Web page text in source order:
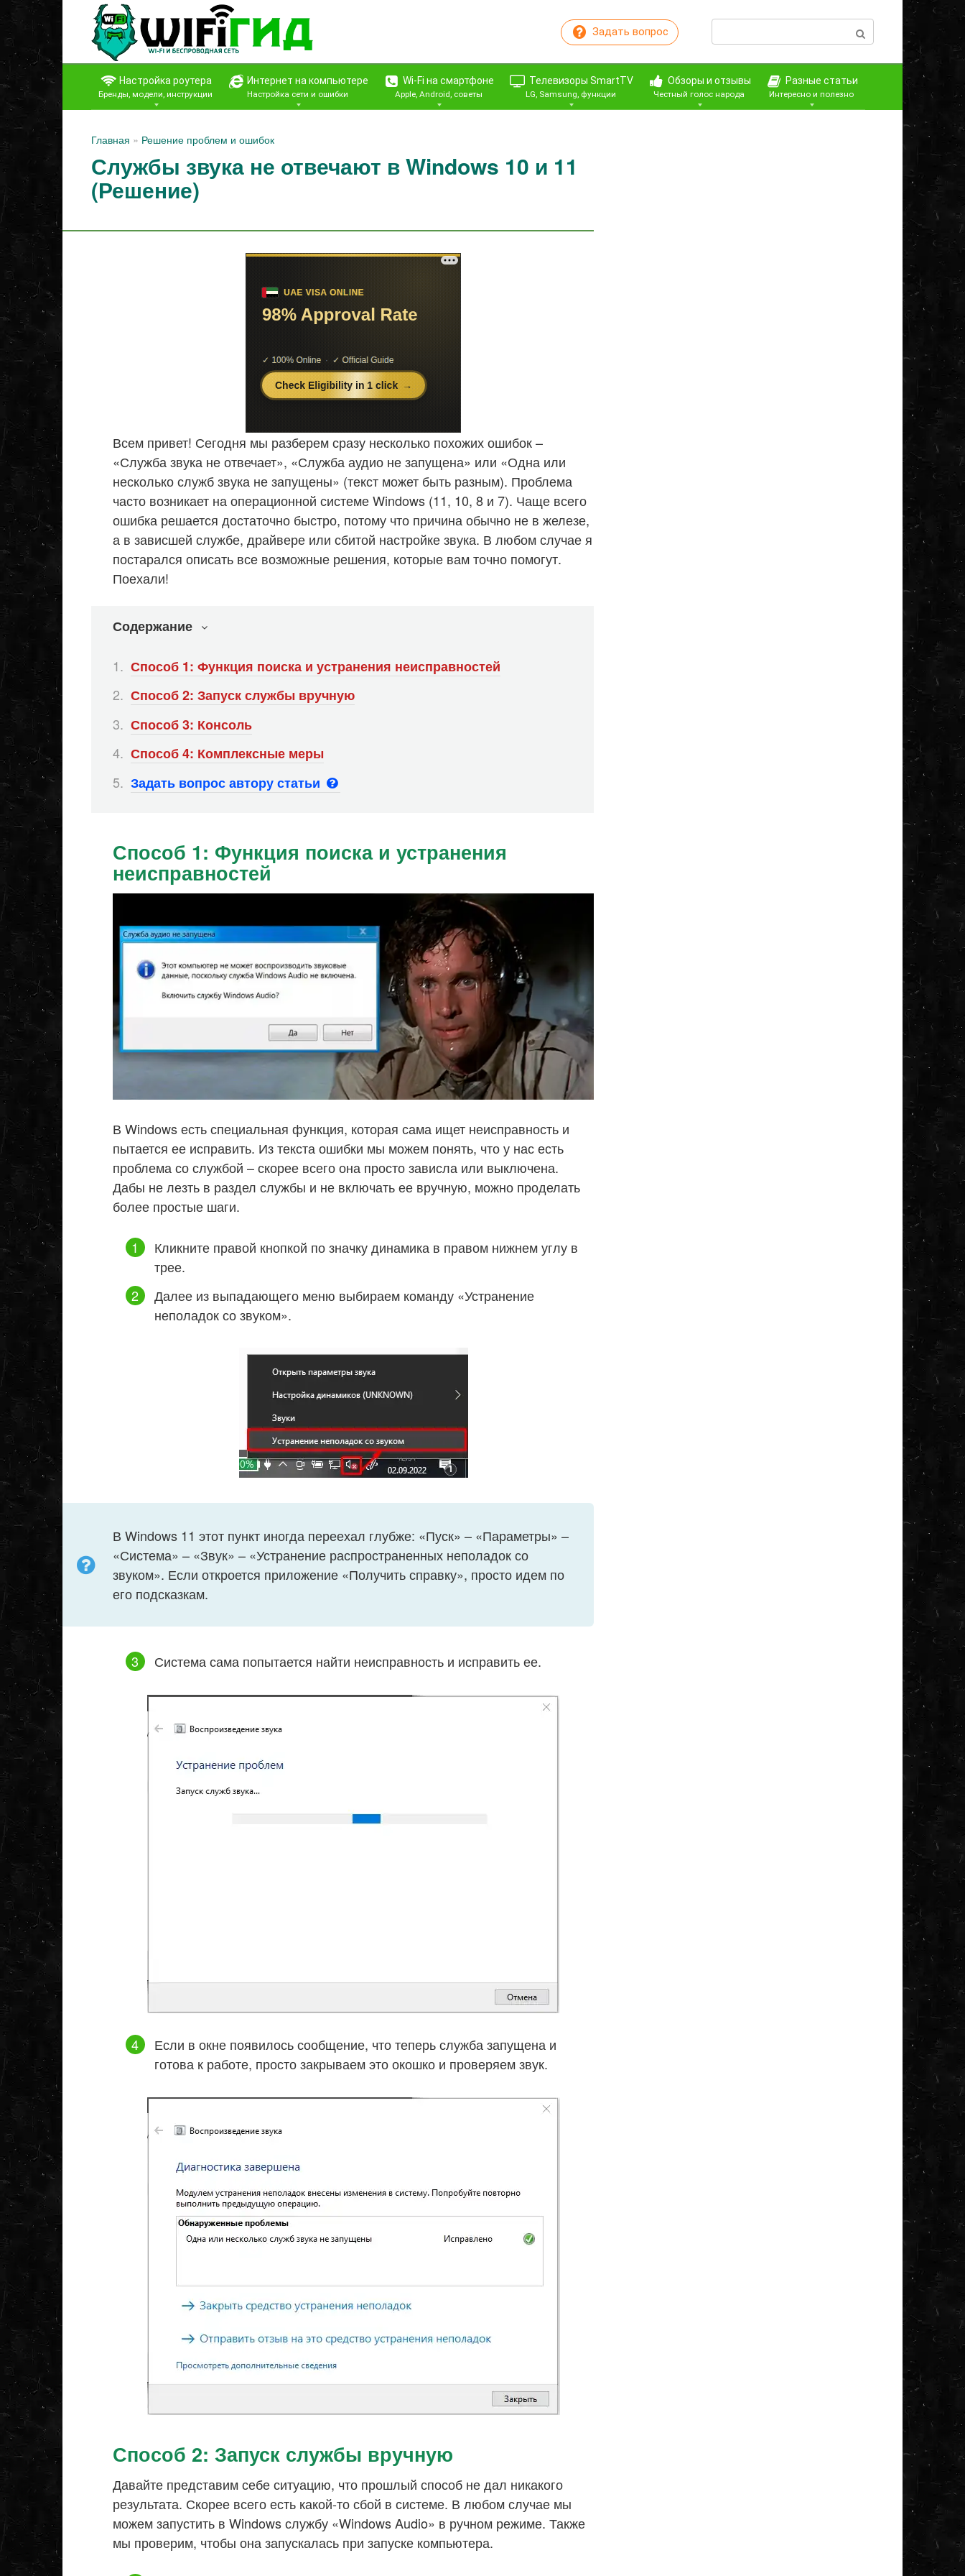
Перейти
контенту
Задать вопрос Поиск:
Настройка роутера
Бренды, модели, инструкции
Интернет на компьютере
Настройка сети и ошибки
Wi-Fi на смартфоне
Apple, Android, советы
Телевизоры SmartTV
LG, Samsung, функции
Обзоры и отзывы
Честный голос народа
Разные статьи
Интересно и полезно
Главная » Решение проблем и ошибок
Службы звука не отвечают в Windows 10 и 11
(Решение)
Всем привет! Сегодня мы разберем сразу несколько похожих ошибок –
«Служба звука не отвечает», «Служба аудио не запущена» или «Одна или
несколько служб звука не запущены» (текст может быть разным). Проблема
часто возникает на операционной системе Windows (11, 10, 8 и 7). Чаще всего
ошибка решается достаточно быстро, потому что причина обычно не в железе,
а в зависшей службе, драйвере или сбитой настройке звука. В любом случае я
постарался описать все возможные решения, которые вам точно помогут.
Поехали!
Содержание
Способ 1: Функция поиска и устранения неисправностей
Способ 2: Запуск службы вручную
Способ 3: Консоль
Способ 4: Комплексные меры
Задать вопрос автору статьи
Способ 1: Функция поиска и устранения
неисправностей
В Windows есть специальная функция, которая сама ищет неисправность и
пытается ее исправить. Из текста ошибки мы можем понять, что у нас есть
проблема со службой – скорее всего она просто зависла или выключена.
Дабы не лезть в раздел службы и не включать ее вручную, можно проделать
более простые шаги.
Кликните правой кнопкой по значку динамика в правом нижнем углу в
трее.
Далее из выпадающего меню выбираем команду «Устранение
неполадок со звуком».
В Windows 11 этот пункт иногда переехал глубже: «Пуск» – «Параметры» –
«Система» – «Звук» – «Устранение распространенных неполадок со
звуком». Если откроется приложение «Получить справку», просто идем по
его подсказкам.
Система сама попытается найти неисправность и исправить ее.
Если в окне появилось сообщение, что теперь служба запущена и
готова к работе, просто закрываем это окошко и проверяем звук.
Способ 2: Запуск службы вручную
Давайте представим себе ситуацию, что прошлый способ не дал никакого
результата. Скорее всего есть какой-то сбой в системе. В любом случае мы
можем запустить в Windows службу «Windows Audio» в ручном режиме. Также
мы проверим, чтобы она запускалась при запуске компьютера.